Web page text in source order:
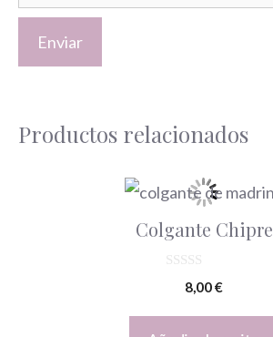
Productos relacionados
Colgante Chipre
5
8,00€